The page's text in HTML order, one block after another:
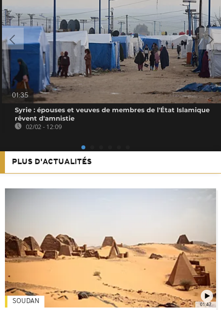
01:35
Syrie : épouses et veuves de membres de l'État Islamique
rêvent d'amnistie
02/02 - 12:09
PLUS D'ACTUALITÉS
01:47
SOUDAN